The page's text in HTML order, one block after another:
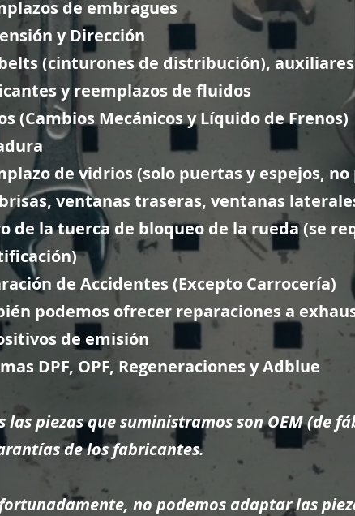
de embragues
y Dirección
(cinturones de distribución), auxiliares
y reemplazos de fluidos
(Cambios Mecánicos y Líquido de Frenos)
de vidrios (solo puertas y espejos,
ventanas traseras, ventanas
de la tuerca de bloqueo de la rueda (se
de Accidentes (Excepto Carrocería)
podemos ofrecer reparaciones a
de emisión
DPF, OPF, Regeneraciones y Adblue​
las piezas que suministramos son OEM (de
de los fabricantes.
no podemos adaptar las